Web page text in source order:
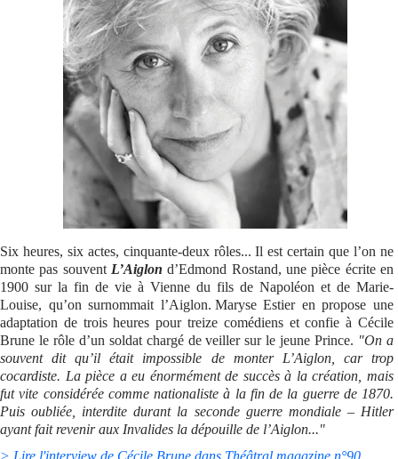
Six heures, six actes, cinquante-deux rôles... Il est certain que l’on ne
monte pas souvent L’Aiglon d’Edmond Rostand, une pièce écrite en
1900 sur la fin de vie à Vienne du fils de Napoléon et de Marie-
Louise, qu’on surnommait l’Aiglon. Maryse Estier en propose une
adaptation de trois heures pour treize comédiens et confie à Cécile
Brune le rôle d’un soldat chargé de veiller sur le jeune Prince. "On a
souvent dit qu’il était impossible de monter L’Aiglon, car trop
cocardiste. La pièce a eu énormément de succès à la création, mais
fut vite considérée comme nationaliste à la fin de la guerre de 1870.
Puis oubliée, interdite durant la seconde guerre mondiale – Hitler
ayant fait revenir aux Invalides la dépouille de l’Aiglon..."
> Lire l'interview de Cécile Brune dans Théâtral magazine n°90